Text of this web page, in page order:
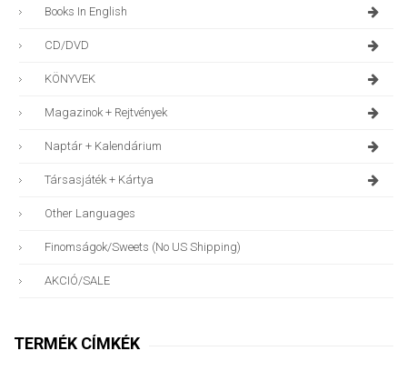
Books In English
CD/DVD
KÖNYVEK
Magazinok + Rejtvények
Naptár + Kalendárium
Társasjáték + Kártya
Other Languages
Finomságok/sweets (no US Shipping)
AKCIÓ/SALE
TERMÉK CÍMKÉK